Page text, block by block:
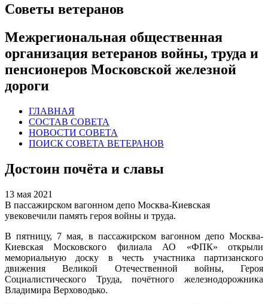
Советы ветеранов
Межрегиональная общественная
организация ветеранов войны, труда и
пенсионеров Московской железной
дороги
ГЛАВНАЯ
СОСТАВ СОВЕТА
НОВОСТИ СОВЕТА
ПОИСК СОВЕТА ВЕТЕРАНОВ
Достоин почёта и славы
13 мая 2021
В пассажирском вагонном депо Москва-Киевская
увековечили память героя войны и труда.
В пятницу, 7 мая, в пассажирском вагонном депо Москва-
Киевская Московского филиала АО «ФПК» открыли
мемориальную доску в честь участника партизанского
движения Великой Отечественной войны, Героя
Социалистического Труда, почётного железнодорожника
Владимира Верховодько.